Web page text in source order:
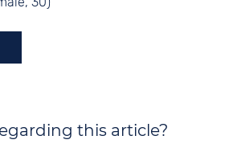
this article?